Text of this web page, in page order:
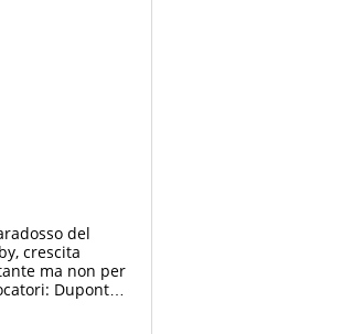
del
crescita
ma non per
Dupont